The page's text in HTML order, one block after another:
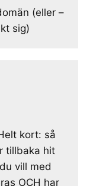
(eller –
sig)
kort: så
tillbaka hit
vill med
OCH har